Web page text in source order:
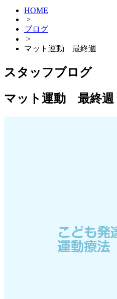
HOME
>
ブログ
>
マット運動 最終週
スタッフブログ
マット運動 最終週